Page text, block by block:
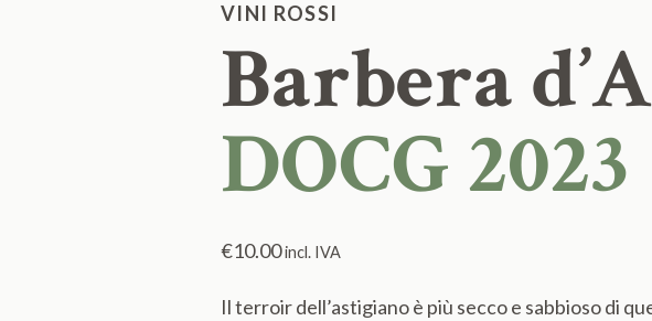
VINI ROSSI
Barbera
DOCG 2023
€10.00incl. IVA
Il terroir dell’astigiano è più secco e sabbioso di